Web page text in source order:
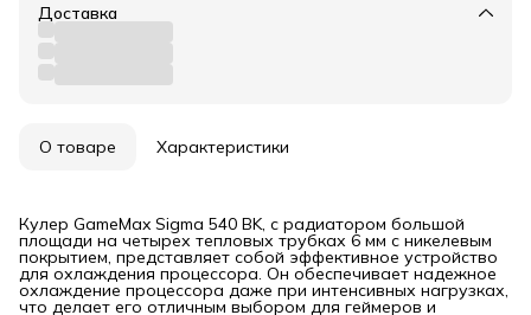
Доставка
О товаре Характеристики
Кулер GameMax Sigma 540 BK, с радиатором большой
площади на четырех тепловых трубках 6 мм с никелевым
покрытием, представляет собой эффективное устройство
для охлаждения процессора. Он обеспечивает надежное
охлаждение процессора даже при интенсивных нагрузках,
что делает его отличным выбором для геймеров и